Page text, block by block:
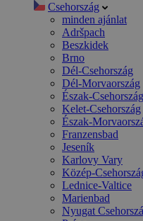
Csehország
minden ajánlat
Adršpach
Beszkidek
Brno
Dél-Csehország
Dél-Morvaország
Észak-Csehország
Kelet-Csehország
Észak-
Franzensbad
Jeseník
Karlovy Vary
Közép-
Lednice-Valtice
Marienbad
Nyugat